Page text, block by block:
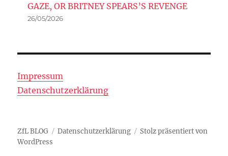
GAZE, OR BRITNEY SPEARS’S REVENGE
26/05/2026
Impressum
Datenschutzerklärung
ZfL BLOG Datenschutzerklärung
Stolz präsentiert von
WordPress